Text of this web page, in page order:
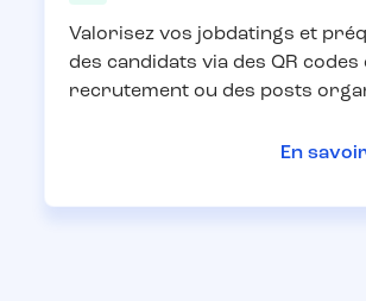
Valorisez vos jobdatings et
des candidats via des QR codes
recrutement ou des posts
En